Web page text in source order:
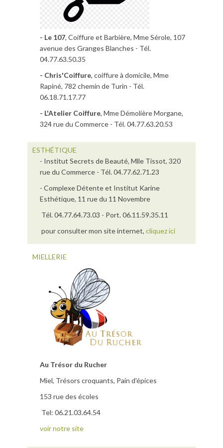
- Le 107, Coiffure et Barbière, Mme Sérole, 107
avenue des Granges Blanches - Tél.
04.77.63.50.35
- Chris'Coiffure, coiffure à domicile, Mme
Rapiné, 782 chemin de Turin - Tél.
06.18.71.17.77
- L'Atelier Coiffure, Mme Démolière Morgane,
324 rue du Commerce - Tél. 04.77.63.20.53
ESTHÉTIQUE
- Institut Secrets de Beauté, Mlle Tissot, 320
rue du Commerce - Tél. 04.77.62.71.23
- Complexe Détente et Institut Karine
Esthétique, 11 rue du 11 Novembre
Tél. 04.77.64.73.03 - Port. 06.11.59.35.11
pour consulter mon site internet, cliquez ici
MIELLERIE
Au Trésor du Rucher
Miel, Trésors croquants, Pain d'épices
153 rue des écoles
Tel: 06.21.03.64.54
voir notre site